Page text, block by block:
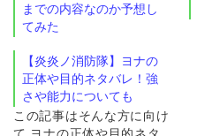
までの内容なのか予想し
てみた
【炎炎ノ消防隊】ヨナの
正体や目的ネタバレ！強
さや能力についても
この記事はそんな方に向け
て ヨナの正体や目的ネタ